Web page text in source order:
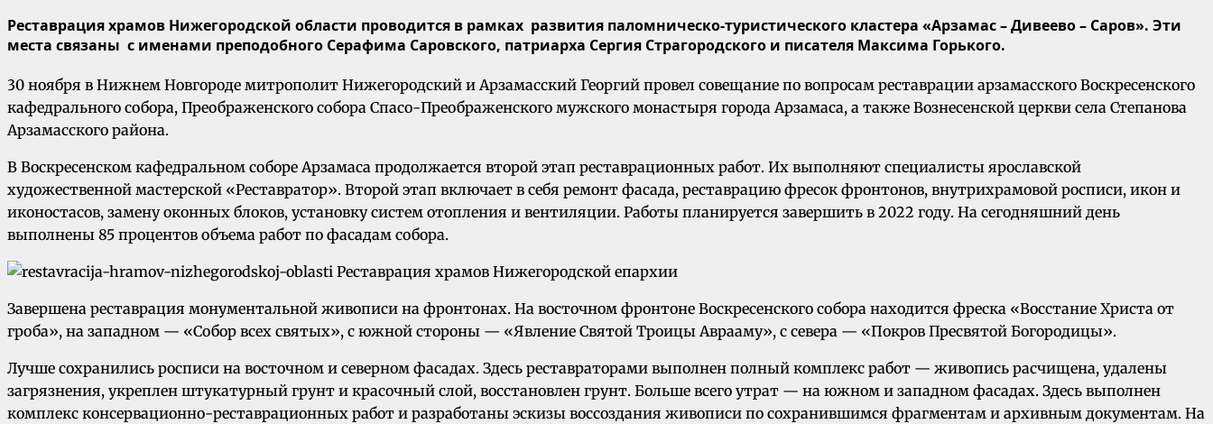
Реставрация храмов Нижегородской области проводится в рамках развития паломническо-туристического кластера «Арзамас – Дивеево – Саров». Эти
места связаны с именами преподобного Серафима Саровского, патриарха Сергия Страгородского и писателя Максима Горького.
30 ноября в Нижнем Новгороде митрополит Нижегородский и Арзамасский Георгий провел совещание по вопросам реставрации арзамасского Воскресенского
кафедрального собора, Преображенского собора Спасо-Преображенского мужского монастыря города Арзамаса, а также Вознесенской церкви села Степанова
Арзамасского района.
В Воскресенском кафедральном соборе Арзамаса продолжается второй этап реставрационных работ. Их выполняют специалисты ярославской
художественной мастерской «Реставратор». Второй этап включает в себя ремонт фасада, реставрацию фресок фронтонов, внутрихрамовой росписи, икон и
иконостасов, замену оконных блоков, установку систем отопления и вентиляции. Работы планируется завершить в 2022 году. На сегодняшний день
выполнены 85 процентов объема работ по фасадам собора.
Завершена реставрация монументальной живописи на фронтонах. На восточном фронтоне Воскресенского собора находится фреска «Восстание Христа от
гроба», на западном — «Собор всех святых», с южной стороны — «Явление Святой Троицы Аврааму», с севера — «Покров Пресвятой Богородицы».
Лучше сохранились росписи на восточном и северном фасадах. Здесь реставраторами выполнен полный комплекс работ — живопись расчищена, удалены
загрязнения, укреплен штукатурный грунт и красочный слой, восстановлен грунт. Больше всего утрат — на южном и западном фасадах. Здесь выполнен
комплекс консервационно-реставрационных работ и разработаны эскизы воссоздания живописи по сохранившимся фрагментам и архивным документам. На